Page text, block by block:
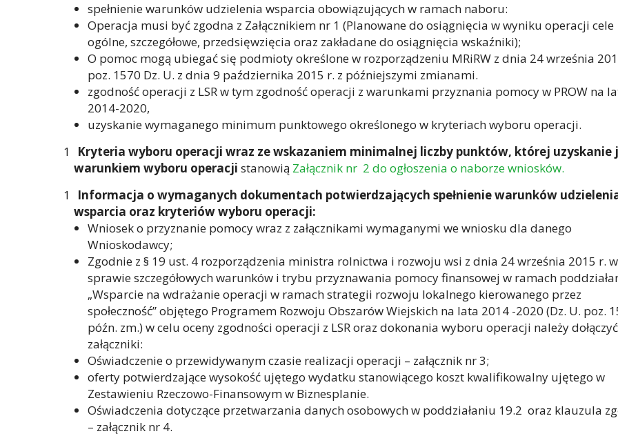
spełnienie warunków udzielenia wsparcia obowiązujących w ramach naboru:
Operacja musi być zgodna z Załącznikiem nr 1 (Planowane do osiągnięcia w wyniku operacji cele
ogólne, szczegółowe, przedsięwzięcia oraz zakładane do osiągnięcia wskaźniki);
O pomoc mogą ubiegać się podmioty określone w rozporządzeniu MRiRW z dnia 24 września
poz. 1570 Dz. U. z dnia 9 października 2015 r. z późniejszymi zmianami.
zgodność operacji z LSR w tym zgodność operacji z warunkami przyznania pomocy w PROW na
2014-2020,
uzyskanie wymaganego minimum punktowego określonego w kryteriach wyboru operacji.
Kryteria wyboru operacji wraz ze wskazaniem minimalnej liczby punktów, której uzyskanie
warunkiem wyboru operacji stanowią Załącznik nr 2 do ogłoszenia o naborze wniosków.
Informacja o wymaganych dokumentach potwierdzających spełnienie warunków
wsparcia oraz kryteriów wyboru operacji:
Wniosek o przyznanie pomocy wraz z załącznikami wymaganymi we wniosku dla danego
Wnioskodawcy;
Zgodnie z § 19 ust. 4 rozporządzenia ministra rolnictwa i rozwoju wsi z dnia 24 września 2015 r. w
sprawie szczegółowych warunków i trybu przyznawania pomocy finansowej w ramach
„Wsparcie na wdrażanie operacji w ramach strategii rozwoju lokalnego kierowanego przez
społeczność” objętego Programem Rozwoju Obszarów Wiejskich na lata 2014 -2020 (Dz. U. poz.
późn. zm.) w celu oceny zgodności operacji z LSR oraz dokonania wyboru operacji należy dołączyć
załączniki:
Oświadczenie o przewidywanym czasie realizacji operacji – załącznik nr 3;
oferty potwierdzające wysokość ujętego wydatku stanowiącego koszt kwalifikowalny ujętego w
Zestawieniu Rzeczowo-Finansowym w Biznesplanie.
Oświadczenia dotyczące przetwarzania danych osobowych w poddziałaniu 19.2 oraz klauzula
– załącznik nr 4.